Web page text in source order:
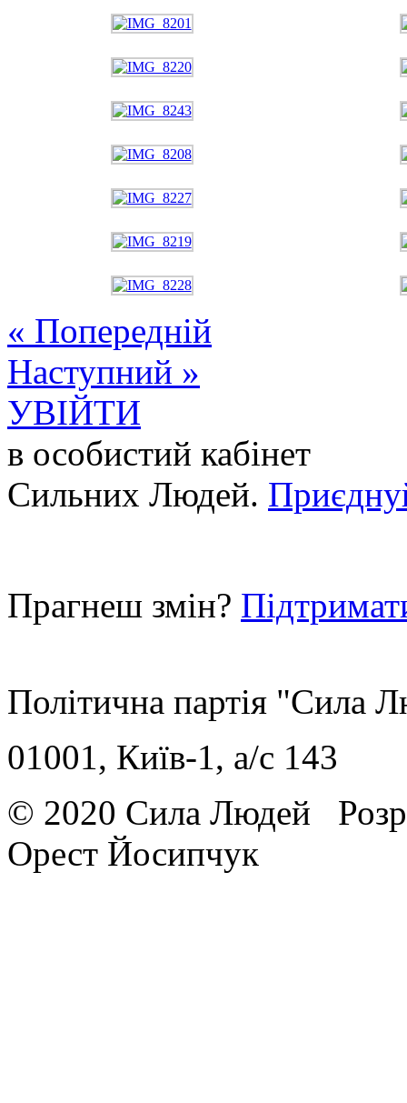
« Попередній
Наступний »
УВІЙТИ
в особистий кабінет
Сильних Людей.
Прагнеш змін?
Політична партія "Сила
01001, Київ-1, a/c 143
© 2020 Сила Людей
Орест Йосипчук